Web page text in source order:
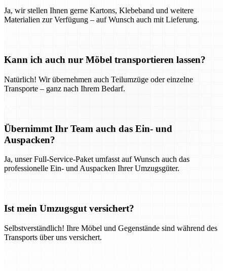
Ja, wir stellen Ihnen gerne Kartons, Klebeband und weitere
Materialien zur Verfügung – auf Wunsch auch mit Lieferung.
Kann ich auch nur Möbel transportieren lassen?
Natürlich! Wir übernehmen auch Teilumzüge oder einzelne
Transporte – ganz nach Ihrem Bedarf.
Übernimmt Ihr Team auch das Ein- und
Auspacken?
Ja, unser Full-Service-Paket umfasst auf Wunsch auch das
professionelle Ein- und Auspacken Ihrer Umzugsgüter.
Ist mein Umzugsgut versichert?
Selbstverständlich! Ihre Möbel und Gegenstände sind während des
Transports über uns versichert.